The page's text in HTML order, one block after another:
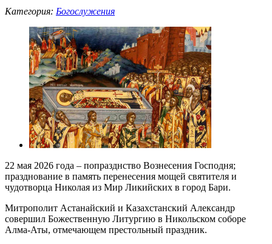
Категория: Богослужения
22 мая 2026 года – попразднство Вознесения Господня;
празднование в память перенесения мощей святителя и
чудотворца Николая из Мир Ликийских в город Бари.
Митрополит Астанайский и Казахстанский Александр
совершил Божественную Литургию в Никольском соборе
Алма-Аты, отмечающем престольный праздник.